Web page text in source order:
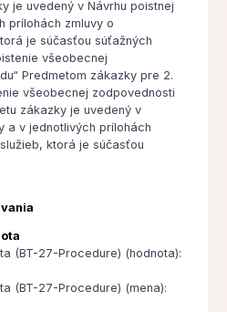
je uvedený v Návrhu poistnej
prílohách zmluvy o
je súčasťou súťažných
všeobecnej
Predmetom zákazky pre 2.
všeobecnej zodpovednosti
zákazky je uvedený v
a v jednotlivých prílohách
ktorá je súčasťou
(BT-27-Procedure) (hodnota):
(BT-27-Procedure) (mena):